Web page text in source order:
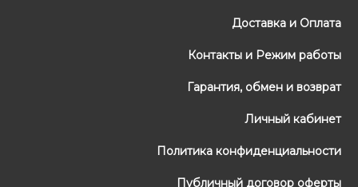
Доставка и Оплата
Контакты и Режим работы
Гарантия, обмен и возврат
Личный кабинет
Политика конфиденциальности
Публичный договор оферты